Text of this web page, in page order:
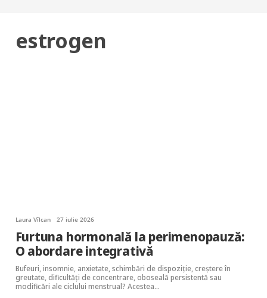
estrogen
Laura Vîlcan 27 iulie 2026
Furtuna hormonală la perimenopauză:
O abordare integrativă
Bufeuri, insomnie, anxietate, schimbări de dispoziție, creștere în
greutate, dificultăți de concentrare, oboseală persistentă sau
modificări ale ciclului menstrual? Acestea…